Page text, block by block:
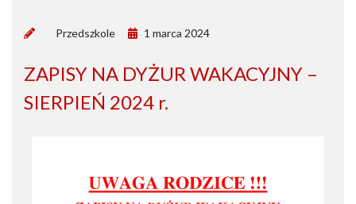
Przedszkole 1 marca 2024
ZAPISY NA DYŻUR WAKACYJNY –
SIERPIEŃ 2024 r.